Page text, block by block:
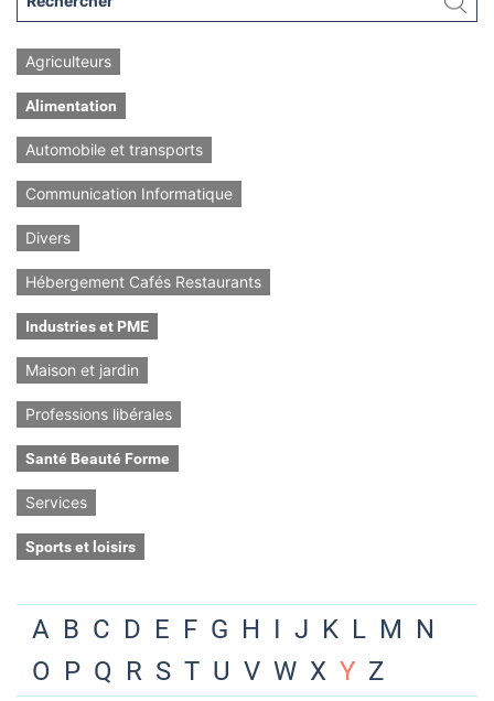
Agriculteurs
Alimentation
Automobile et transports
Communication Informatique
Divers
Hébergement Cafés Restaurants
Industries et PME
Maison et jardin
Professions libérales
Santé Beauté Forme
Services
Sports et loisirs
A B C D E F G H I J K L M N
O P Q R S T U V W X Y Z